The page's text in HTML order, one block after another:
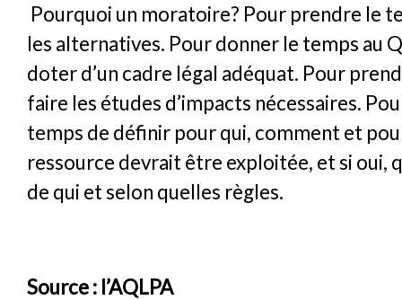
Pourquoi un moratoire? Pour prendre le
les alternatives. Pour donner le temps au
doter d’un cadre légal adéquat. Pour
faire les études d’impacts nécessaires.
temps de définir pour qui, comment et
ressource devrait être exploitée, et si oui,
de qui et selon quelles règles.
Source : l’AQLPA